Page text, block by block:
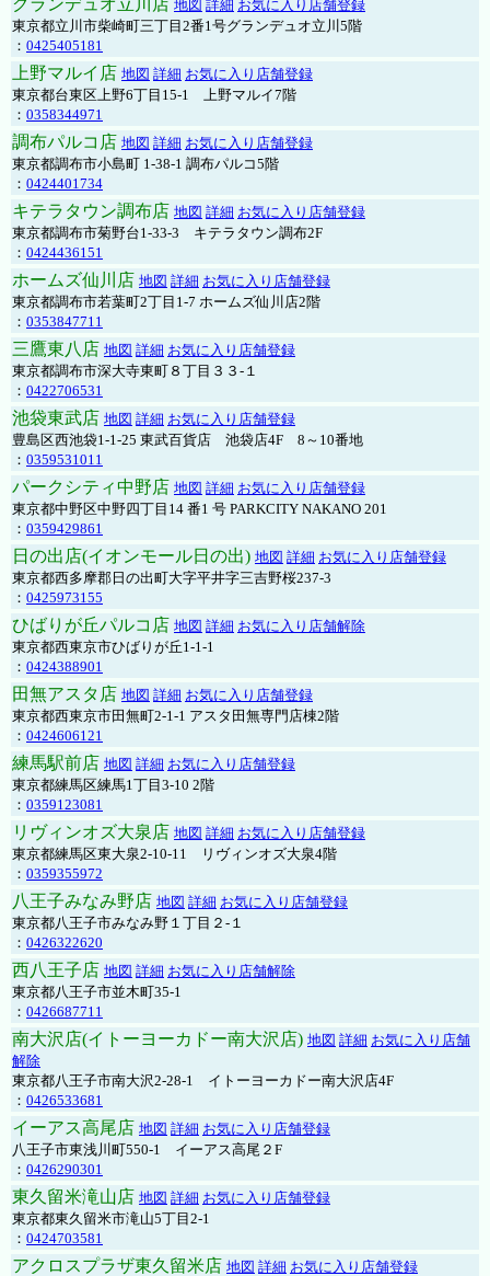
グランデュオ立川店 地図 詳細 お気に入り店舗登録
東京都立川市柴崎町三丁目2番1号グランデュオ立川5階
： 0425405181
上野マルイ店 地図 詳細 お気に入り店舗登録
東京都台東区上野6丁目15-1 上野マルイ7階
： 0358344971
調布パルコ店 地図 詳細 お気に入り店舗登録
東京都調布市小島町 1-38-1 調布パルコ5階
： 0424401734
キテラタウン調布店 地図 詳細 お気に入り店舗登録
東京都調布市菊野台1-33-3 キテラタウン調布2F
： 0424436151
ホームズ仙川店 地図 詳細 お気に入り店舗登録
東京都調布市若葉町2丁目1-7 ホームズ仙川店2階
： 0353847711
三鷹東八店 地図 詳細 お気に入り店舗登録
東京都調布市深大寺東町８丁目３３-１
： 0422706531
池袋東武店 地図 詳細 お気に入り店舗登録
豊島区西池袋1-1-25 東武百貨店 池袋店4F 8～10番地
： 0359531011
パークシティ中野店 地図 詳細 お気に入り店舗登録
東京都中野区中野四丁目14 番1 号 PARKCITY NAKANO 201
： 0359429861
日の出店(イオンモール日の出) 地図 詳細 お気に入り店舗登録
東京都西多摩郡日の出町大字平井字三吉野桜237-3
： 0425973155
ひばりが丘パルコ店 地図 詳細 お気に入り店舗解除
東京都西東京市ひばりが丘1-1-1
： 0424388901
田無アスタ店 地図 詳細 お気に入り店舗登録
東京都西東京市田無町2-1-1 アスタ田無専門店棟2階
： 0424606121
練馬駅前店 地図 詳細 お気に入り店舗登録
東京都練馬区練馬1丁目3-10 2階
： 0359123081
リヴィンオズ大泉店 地図 詳細 お気に入り店舗登録
東京都練馬区東大泉2-10-11 リヴィンオズ大泉4階
： 0359355972
八王子みなみ野店 地図 詳細 お気に入り店舗登録
東京都八王子市みなみ野１丁目２-１
： 0426322620
西八王子店 地図 詳細 お気に入り店舗解除
東京都八王子市並木町35-1
： 0426687711
南大沢店(イトーヨーカドー南大沢店) 地図 詳細 お気に入り店舗
解除
東京都八王子市南大沢2-28-1 イトーヨーカドー南大沢店4F
： 0426533681
イーアス高尾店 地図 詳細 お気に入り店舗登録
八王子市東浅川町550-1 イーアス高尾２F
： 0426290301
東久留米滝山店 地図 詳細 お気に入り店舗登録
東京都東久留米市滝山5丁目2-1
： 0424703581
アクロスプラザ東久留米店 地図 詳細 お気に入り店舗登録